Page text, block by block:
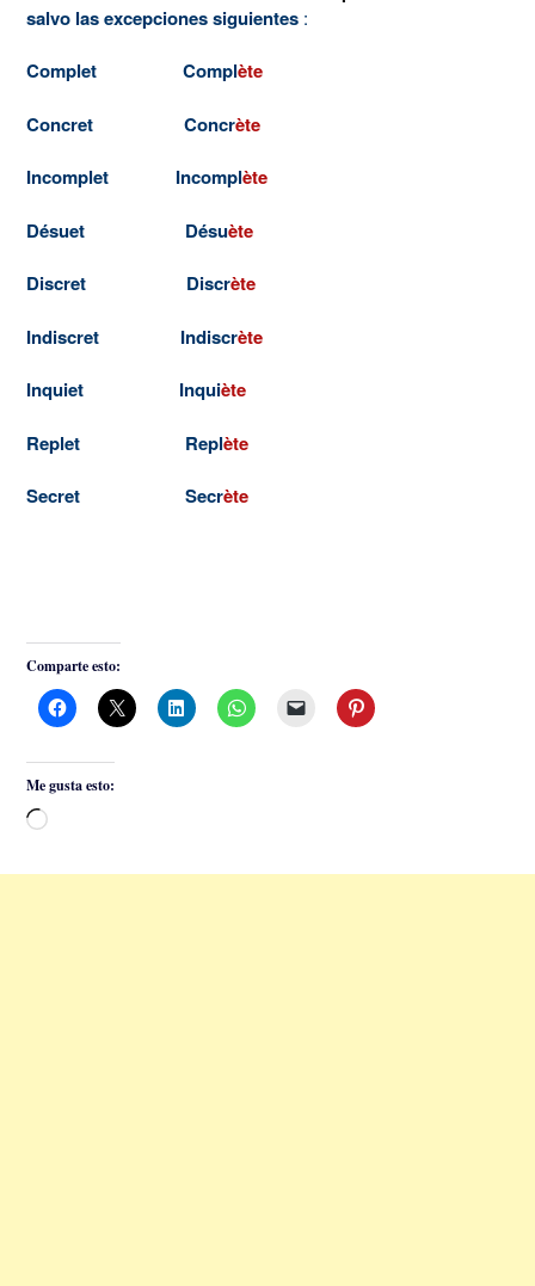
salvo las excepciones siguientes :
Complet Complète
Concret Concrète
Incomplet Incomplète
Désuet Désuète
Discret Discrète
Indiscret Indiscrète
Inquiet Inquiète
Replet Replète
Secret Secrète
Comparte esto:
Me gusta esto:
Cargando...